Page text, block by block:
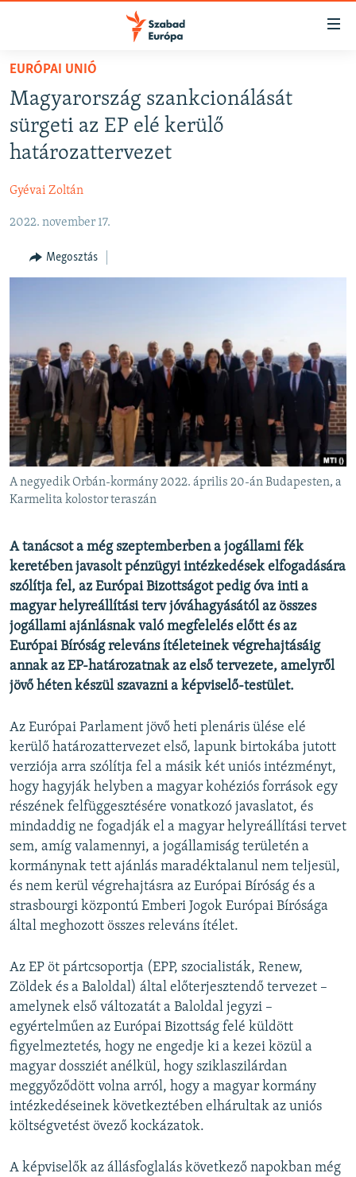
Akadálymentes
Ugrás
fő
oldalra
Ugrás
tartalomjegyzékre
Ugrás
AKTUÁLIS
PODCASTOK
ELEMZŐ
NER15
SZABADON
A PÉNZ NYOMÁBAN
EURÓPAI UNIÓ
VILÁG
KLÍMAVÁLTOZÁS
A MÚLT TANULSÁGAI
KÖVESSEN MINKET!
Valamennyi RFE/RL weboldal
EURÓPAI UNIÓ
Magyarország szankcionálását
sürgeti az EP elé kerülő
határozattervezet
Gyévai Zoltán
2022. november 17.
Megosztás
A negyedik Orbán-kormány 2022. április 20-án Budapesten, a
Karmelita kolostor teraszán
A tanácsot a még szeptemberben a jogállami fék
keretében javasolt pénzügyi intézkedések elfogadására
szólítja fel, az Európai Bizottságot pedig óva inti a
magyar helyreállítási terv jóváhagyásától az összes
jogállami ajánlásnak való megfelelés előtt és az
Európai Bíróság releváns ítéleteinek végrehajtásáig
annak az EP-határozatnak az első tervezete, amelyről
jövő héten készül szavazni a képviselő-testület.
Az Európai Parlament jövő heti plenáris ülése elé
kerülő határozattervezet első, lapunk birtokába jutott
verziója arra szólítja fel a másik két uniós intézményt,
hogy hagyják helyben a magyar kohéziós források egy
részének felfüggesztésére vonatkozó javaslatot, és
mindaddig ne fogadják el a magyar helyreállítási tervet
sem, amíg valamennyi, a jogállamiság területén a
kormánynak tett ajánlás maradéktalanul nem teljesül,
és nem kerül végrehajtásra az Európai Bíróság és a
strasbourgi központú Emberi Jogok Európai Bírósága
által meghozott összes releváns ítélet.
Az EP öt pártcsoportja (EPP, szocialisták, Renew,
Zöldek és a Baloldal) által előterjesztendő tervezet –
amelynek első változatát a Baloldal jegyzi –
egyértelműen az Európai Bizottság felé küldött
figyelmeztetés, hogy ne engedje ki a kezei közül a
magyar dossziét anélkül, hogy sziklaszilárdan
meggyőződött volna arról, hogy a magyar kormány
intézkedéseinek következtében elhárultak az uniós
költségvetést övező kockázatok.
A képviselők az állásfoglalás következő napokban még
FELIRATKOZÁS